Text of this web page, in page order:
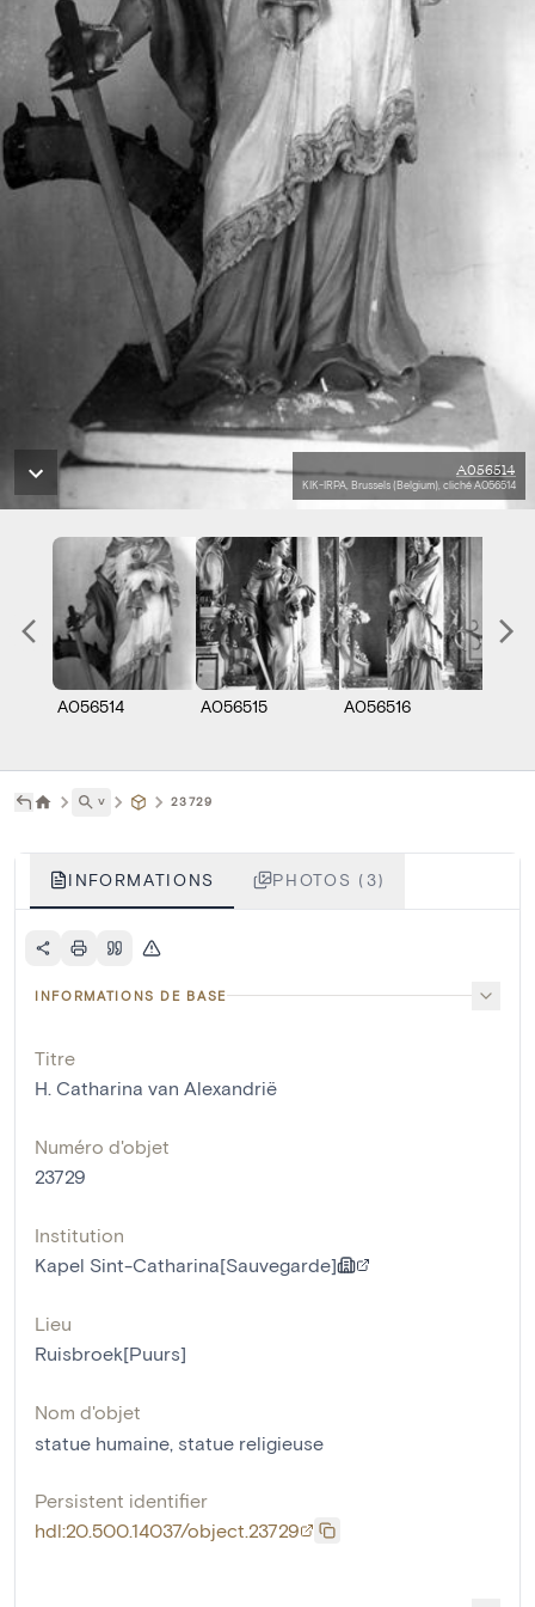
A056514
KIK-IRPA, Brussels (Belgium), cliché A056514
A056514 A056515 A056516
˅ 23729
INFORMATIONS PHOTOS (3)
INFORMATIONS DE BASE
Titre
H. Catharina van Alexandrië
Numéro d'objet
23729
Institution
Kapel Sint-Catharina[Sauvegarde]
Lieu
Ruisbroek[Puurs]
Nom d'objet
statue humaine statue religieuse
Persistent identifier
hdl:20.500.14037/object.23729